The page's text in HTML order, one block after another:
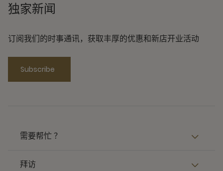
独家新闻
订阅我们的时事通讯，获取丰厚的优惠和新店开业活动
Subscribe
需要帮忙 ？
拜访